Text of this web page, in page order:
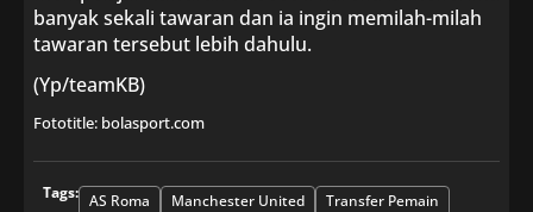
banyak sekali tawaran dan ia ingin memilah-milah
tawaran tersebut lebih dahulu.
(Yp/teamKB)
Fototitle: bolasport.com
Tags: AS Roma Manchester United Transfer Pemain